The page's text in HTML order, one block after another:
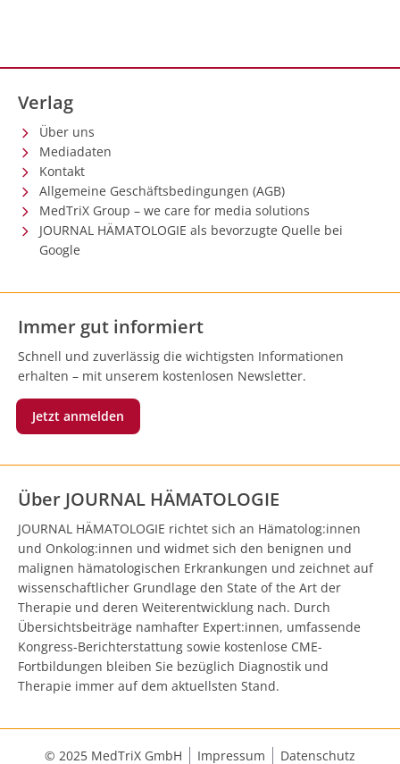
Verlag
Über uns
Mediadaten
Kontakt
Allgemeine Geschäftsbedingungen (AGB)
MedTriX Group – we care for media solutions
JOURNAL HÄMATOLOGIE als bevorzugte Quelle bei
Google
Immer gut informiert
Schnell und zuverlässig die wichtigsten Informationen
erhalten – mit unserem kostenlosen Newsletter.
Jetzt anmelden
Über JOURNAL HÄMATOLOGIE
JOURNAL HÄMATOLOGIE richtet sich an Hämatolog:innen
und Onkolog:innen und widmet sich den benignen und
malignen hämatologischen Erkrankungen und zeichnet auf
wissenschaftlicher Grundlage den State of the Art der
Therapie und deren Weiterentwicklung nach. Durch
Übersichtsbeiträge namhafter Expert:innen, umfassende
Kongress-Berichterstattung sowie kostenlose CME-
Fortbildungen bleiben Sie bezüglich Diagnostik und
Therapie immer auf dem aktuellsten Stand.
© 2025 MedTriX GmbH Impressum Datenschutz